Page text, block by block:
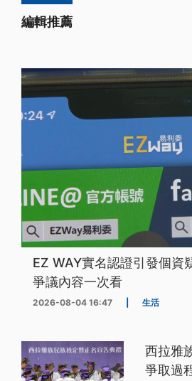
編輯推薦
EZ WAY實名認證引發個資
爭議內容一次看
2026-08-04 16:47 生活
西拉雅
爭取過